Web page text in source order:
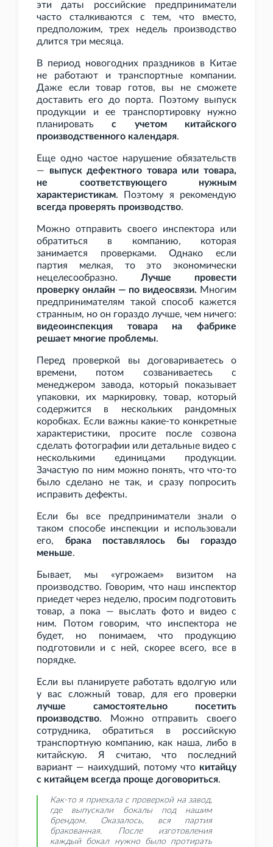
эти даты российские предприниматели
часто сталкиваются с тем, что вместо,
предположим, трех недель производство
длится три месяца.
В период новогодних праздников в Китае
не работают и транспортные компании.
Даже если товар готов, вы не сможете
доставить его до порта. Поэтому выпуск
продукции и ее транспортировку нужно
планироватьс учетом китайского
производственного календаря.
Еще одно частое нарушение обязательств
— выпуск дефектного товара или товара,
не соответствующего нужным
характеристикам. Поэтому я рекомендую
всегда проверять производство.
Можно отправить своего инспектора или
обратиться в компанию, которая
занимается проверками. Однако если
партия мелкая, то это экономически
нецелесообразно. Лучше провести
проверку онлайн — по видеосвязи. Многим
предпринимателям такой способ кажется
странным, но он гораздо лучше, чем ничего:
видеоинспекция товара на фабрике
решает многие проблемы.
Перед проверкой вы договариваетесь о
времени, потом созваниваетесь с
менеджером завода, который показывает
упаковки, их маркировку, товар, который
содержится в нескольких рандомных
коробках. Если важны какие-то конкретные
характеристики, просите после созвона
сделать фотографии или детальные видео с
несколькими единицами продукции.
Зачастую по ним можно понять, что что-то
было сделано не так, и сразу попросить
исправить дефекты.
Если бы все предприниматели знали о
таком способе инспекции и использовали
его, брака поставлялось бы гораздо
меньше.
Бывает, мы «угрожаем» визитом на
производство. Говорим, что наш инспектор
приедет через неделю, просим подготовить
товар, а пока — выслать фото и видео с
ним. Потом говорим, что инспектора не
будет, но понимаем, что продукцию
подготовили и с ней, скорее всего, все в
порядке.
Если вы планируете работать вдолгую или
у вас сложный товар, для его проверки
лучше самостоятельно посетить
производство. Можно отправить своего
сотрудника, обратиться в российскую
транспортную компанию, как наша, либо в
китайскую. Я считаю, что последний
вариант — наихудший, потому что китайцу
с китайцем всегда проще договориться.
Как-то я приехала с проверкой на завод,
где выпускали бокалы под нашим
брендом. Оказалось, вся партия
бракованная. После изготовления
каждый бокал нужно было протирать